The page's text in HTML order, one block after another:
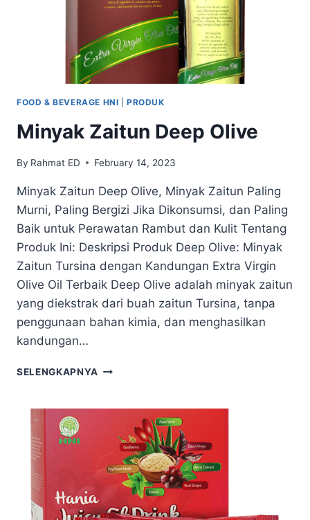
FOOD & BEVERAGE HNI |PRODUK
Minyak Zaitun Deep Olive
By Rahmat ED February 14, 2023
Minyak Zaitun Deep Olive, Minyak Zaitun Paling
Murni, Paling Bergizi Jika Dikonsumsi, dan Paling
Baik untuk Perawatan Rambut dan Kulit Tentang
Produk Ini: Deskripsi Produk Deep Olive: Minyak
Zaitun Tursina dengan Kandungan Extra Virgin
Olive Oil Terbaik Deep Olive adalah minyak zaitun
yang diekstrak dari buah zaitun Tursina, tanpa
penggunaan bahan kimia, dan menghasilkan
kandungan…
SELENGKAPNYA